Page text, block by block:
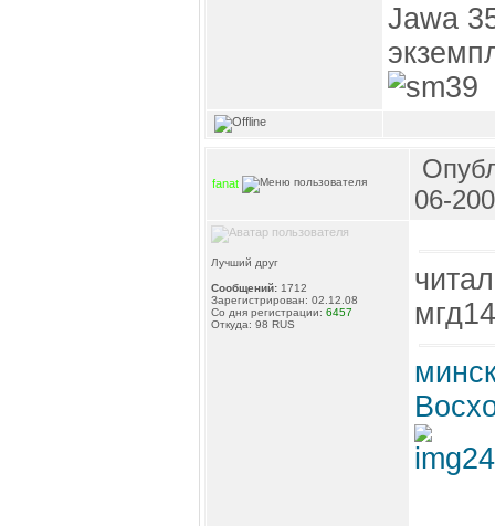
Jawa
fanat
06-
Лучший друг
Сообщений: 1712
Зарегистрирован: 02.12.08
Со дня регистрации: 6457
Откуда: 98 RUS